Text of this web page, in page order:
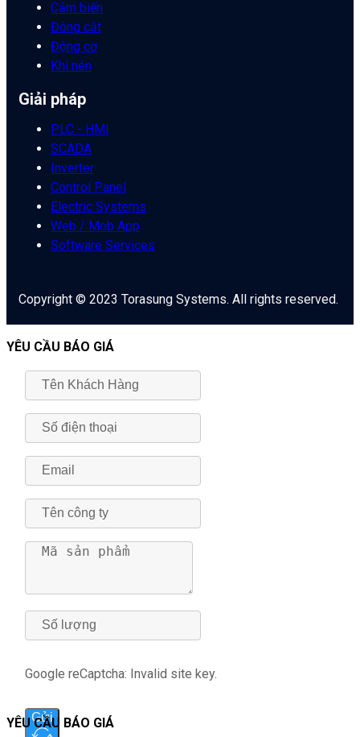
Cảm biến
Đóng cắt
Động cơ
Khí nén
Giải pháp
PLC - HMI
SCADA
Inverter
Control Panel
Electric Systems
Web / Mob App
Software Services
Copyright © 2023 Torasung Systems. All rights reserved.
YÊU CẦU BÁO GIÁ
Google reCaptcha: Invalid site key.
Gửi
YÊU CẦU BÁO GIÁ